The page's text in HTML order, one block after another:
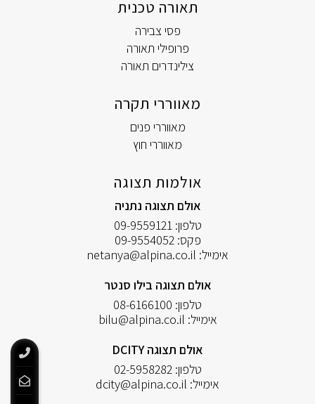
תאורה טכנית
פסי צבירה
פרופילי תאורה
צילינדרים תאורה
מאווררי תקרה
מאווררי פנים
מאווררי חוץ
אולמות תצוגה
אולם תצוגה נתניה
טלפון:09-9559121
פקס:09-9554052
אימייל: netanya@alpina.co.il
אולם תצוגה בילו סנטר
טלפון: 08-6166100
אימייל: bilu@alpina.co.il
אולם תצוגה DCITY
טלפון:02-5958282
אימייל: dcity@alpina.co.il